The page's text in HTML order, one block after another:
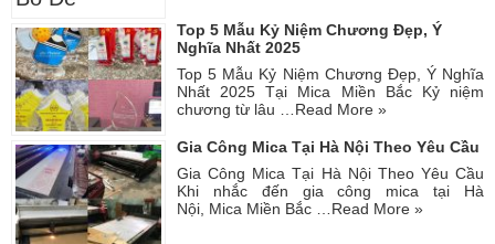
Top 5 Mẫu Kỷ Niệm Chương Đẹp, Ý
Nghĩa Nhất 2025
Top 5 Mẫu Kỷ Niệm Chương Đẹp, Ý Nghĩa
Nhất 2025 Tại Mica Miền Bắc Kỷ niệm
chương từ lâu … Read More »
Gia Công Mica Tại Hà Nội Theo Yêu Cầu
Gia Công Mica Tại Hà Nội Theo Yêu Cầu
Khi nhắc đến gia công mica tại Hà
Nội, Mica Miền Bắc …Read More »